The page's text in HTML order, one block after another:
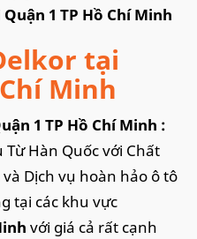
Quận 1 TP Hồ Chí Minh
tại
Minh
1 TP Hồ Chí Minh :
Từ Hàn Quốc với Chất
Dịch vụ hoàn hảo ô tô
tại các khu vực
với giá cả rất cạnh